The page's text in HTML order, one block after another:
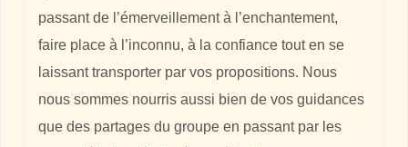
passant de l’émerveillement à l’enchantement,
faire place à l’inconnu, à la confiance tout en se
laissant transporter par vos propositions. Nous
nous sommes nourris aussi bien de vos guidances
que des partages du groupe en passant par les